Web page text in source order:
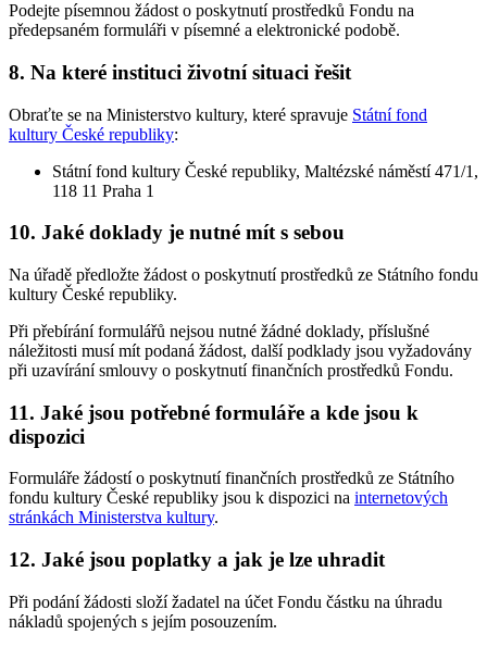
Podejte písemnou žádost o poskytnutí prostředků Fondu na
předepsaném formuláři v písemné a elektronické podobě.
8. Na které instituci životní situaci řešit
Obraťte se na Ministerstvo kultury, které spravuje Státní fond
kultury České republiky:
Státní fond kultury České republiky, Maltézské náměstí 471/1,
118 11 Praha 1
10. Jaké doklady je nutné mít s sebou
Na úřadě předložte žádost o poskytnutí prostředků ze Státního fondu
kultury České republiky.
Při přebírání formulářů nejsou nutné žádné doklady, příslušné
náležitosti musí mít podaná žádost, další podklady jsou vyžadovány
při uzavírání smlouvy o poskytnutí finančních prostředků Fondu.
11. Jaké jsou potřebné formuláře a kde jsou k
dispozici
Formuláře žádostí o poskytnutí finančních prostředků ze Státního
fondu kultury České republiky jsou k dispozici na internetových
stránkách Ministerstva kultury.
12. Jaké jsou poplatky a jak je lze uhradit
Při podání žádosti složí žadatel na účet Fondu částku na úhradu
nákladů spojených s jejím posouzením.